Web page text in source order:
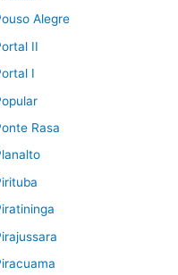
Alegre
II
I
Rasa